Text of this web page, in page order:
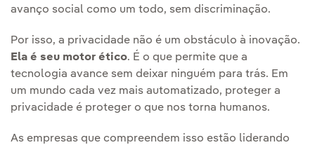
avanço social como um todo, sem discriminação.
Por isso, a privacidade não é um obstáculo à inovação.
Ela é seu motor ético. É o que permite que a
tecnologia avance sem deixar ninguém para trás. Em
um mundo cada vez mais automatizado, proteger a
privacidade é proteger o que nos torna humanos.
As empresas que compreendem isso estão liderando